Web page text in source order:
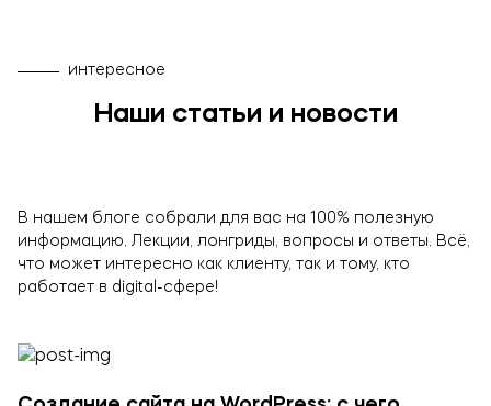
интересное
Наши статьи и новости
В нашем блоге собрали для вас на 100% полезную
информацию. Лекции, лонгриды, вопросы и ответы. Всё,
что может интересно как клиенту, так и тому, кто
работает в digital-сфере!